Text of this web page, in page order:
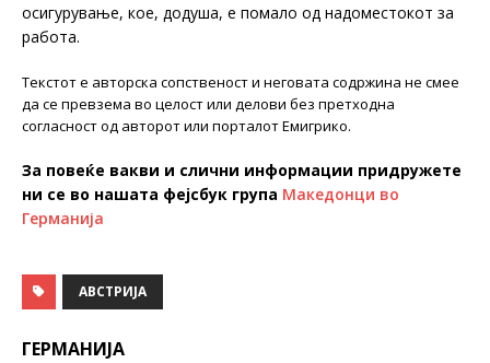
осигурување, кое, додуша, е помало од надоместокот за
работа.
Текстот е авторска сопственост и неговата содржина не смее
да се превзема во целост или делови без претходна
согласност од авторот или порталот Емигрико.
За повеќе вакви и слични информации придружете
ни се во нашата фејсбук група Македонци во
Германија
АВСТРИЈА
ГЕРМАНИЈА